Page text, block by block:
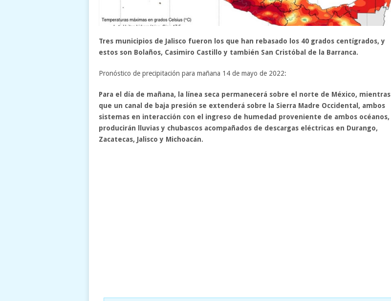
Tres municipios de Jalisco fueron los que han rebasado los 40 grados centígrados, y
estos son Bolaños, Casimiro Castillo y también San Cristóbal de la Barranca.
Pronóstico de precipitación para mañana 14 de mayo de 2022:
Para el día de mañana, la línea seca permanecerá sobre el norte de México, mientras
que un canal de baja presión se extenderá sobre la Sierra Madre Occidental, ambos
sistemas en interacción con el ingreso de humedad proveniente de ambos océanos,
producirán lluvias y chubascos acompañados de descargas eléctricas en Durango,
Zacatecas, Jalisco y Michoacán.